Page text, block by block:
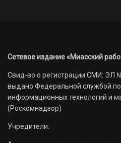
Сетевое издание «Миасский
Свид-во о регистрации СМИ: ЭЛ
выдано Федеральной службой
информационных технологий и
(Роскомнадзор)
Учредители: